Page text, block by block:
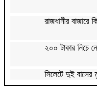
রাজধানীর বাজারে
২০০ টাকার নিচে
সিলেটে দুই বাসের